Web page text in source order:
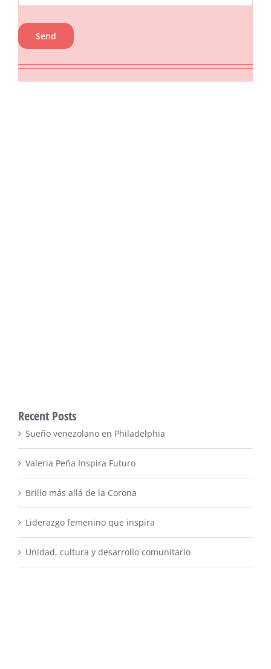
Recent Posts
Sueño venezolano en Philadelphia
Valeria Peña Inspira Futuro
Brillo más allá de la Corona
Liderazgo femenino que inspira
Unidad, cultura y desarrollo comunitario